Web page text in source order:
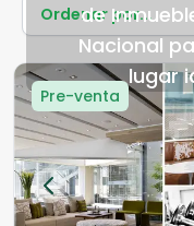
de
Nacional
lugar
Ordenar por...
Pre-venta